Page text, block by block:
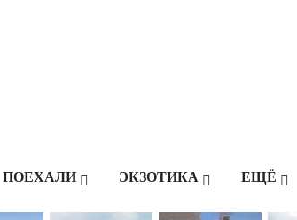
ПОЕХАЛИ ЭКЗОТИКА ЕЩЁ